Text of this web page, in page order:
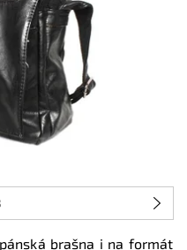
brašna i na formát